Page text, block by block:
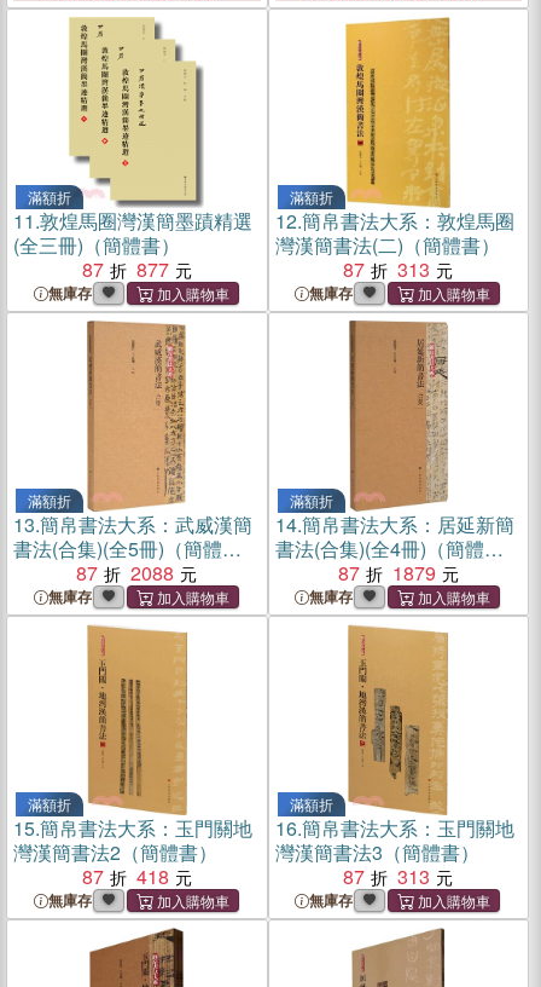
滿額折
11.敦煌馬圈灣漢簡墨蹟精選
(全三冊)（簡體書）
87
877
無庫存
滿額折
12.簡帛書法大系：敦煌馬圈
灣漢簡書法(二)（簡體書）
87
313
無庫存
滿額折
13.簡帛書法大系：武威漢簡
書法(合集)(全5冊)（簡體
87 2088
無庫存
滿額折
14.簡帛書法大系：居延新簡
書法(合集)(全4冊)（簡體
87 1879
無庫存
滿額折
15.簡帛書法大系：玉門關地
灣漢簡書法2（簡體書）
87
418
無庫存
滿額折
16.簡帛書法大系：玉門關地
灣漢簡書法3（簡體書）
87
313
無庫存